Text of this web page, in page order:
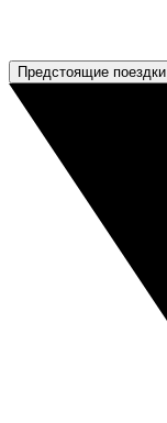
Предстоящие поездки